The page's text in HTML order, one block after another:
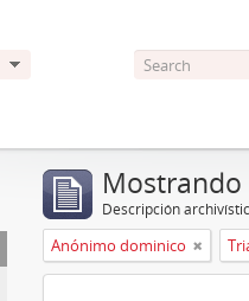
Descripción
Anónimo dominico